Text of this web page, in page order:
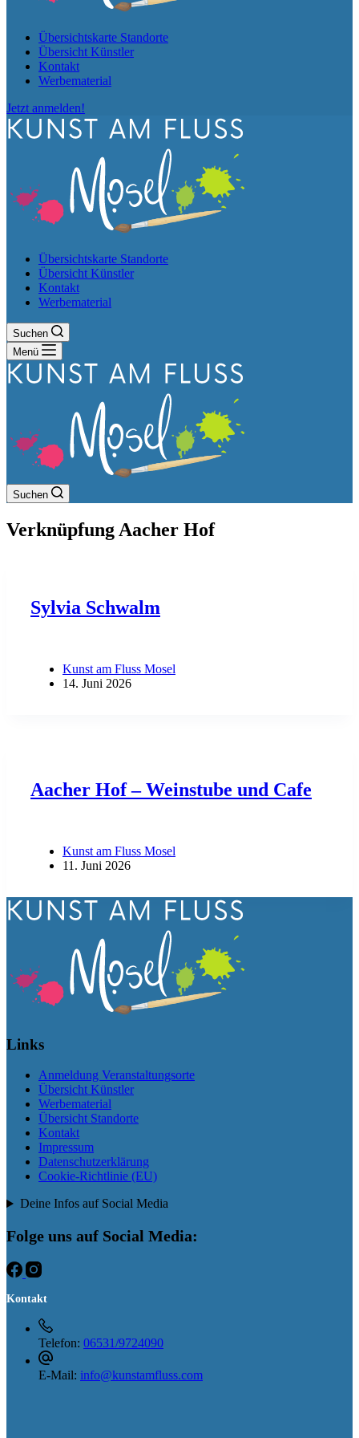
Übersichtskarte Standorte
Übersicht Künstler
Kontakt
Werbematerial
Jetzt anmelden!
Übersichtskarte Standorte
Übersicht Künstler
Kontakt
Werbematerial
Suchen
Menü
Suchen
VerknüpfungAacher Hof
Sylvia Schwalm
Kunst am Fluss Mosel
14. Juni 2026
Aacher Hof – Weinstube und Cafe
Kunst am Fluss Mosel
11. Juni 2026
Links
Anmeldung Veranstaltungsorte
Übersicht Künstler
Werbematerial
Übersicht Standorte
Kontakt
Impressum
Datenschutzerklärung
Cookie-Richtlinie (EU)
Deine Infos auf Social Media
Folge uns auf Social Media:
Kontakt
Telefon: 06531/9724090
E-Mail: info@kunstamfluss.com